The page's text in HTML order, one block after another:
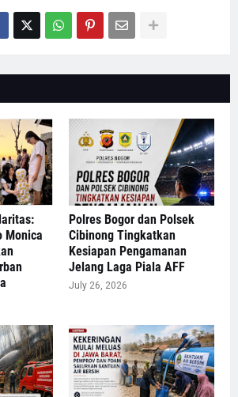
Monica
Polres Bogor dan Polsek
Cibinong Tingkatkan
Kesiapan Pengamanan
Jelang Laga Piala AFF
July 26, 2026